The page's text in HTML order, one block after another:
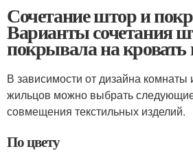
Сочетание штор и
Варианты сочетания
покрывала на кровать
В зависимости от дизайна комнаты
жильцов можно выбрать
совмещения текстильных изделий.
По цвету